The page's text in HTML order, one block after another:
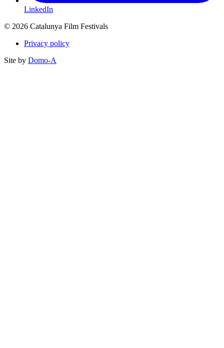
LinkedIn
© 2026 Catalunya Film Festivals
Privacy policy
Site by Domo-A